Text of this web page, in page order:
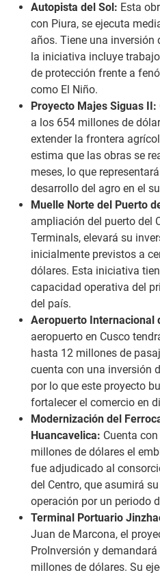
Autopista del Sol: Esta
con Piura, se ejecuta
años. Tiene una inversión
la iniciativa incluye
de protección frente a
como El Niño.
Proyecto Majes Siguas II:
a los 654 millones de
extender la frontera
estima que las obras se
meses, lo que
desarrollo del agro en el
Muelle Norte del Puerto
ampliación del puerto del
Terminals, elevará su
inicialmente previstos a
dólares. Esta iniciativa
capacidad operativa del
del país.
Aeropuerto Internacional
aeropuerto en Cusco
hasta 12 millones de
cuenta con una inversión
por lo que este proyecto
fortalecer el comercio en
Modernización del
Huancavelica: Cuenta
millones de dólares el
fue adjudicado al
del Centro, que asumirá
operación por un periodo
Terminal Portuario
Juan de Marcona, el
ProInversión y
millones de dólares. Su